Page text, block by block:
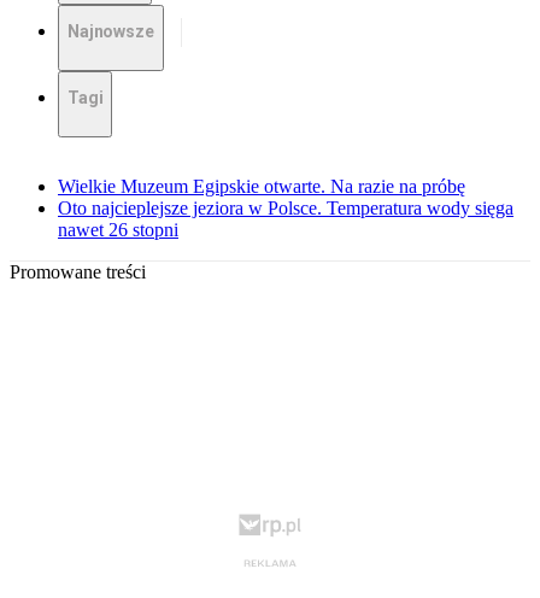
Najnowsze
Tagi
Wielkie Muzeum Egipskie otwarte. Na razie na próbę
Oto najcieplejsze jeziora w Polsce. Temperatura wody sięga
nawet 26 stopni
Promowane treści